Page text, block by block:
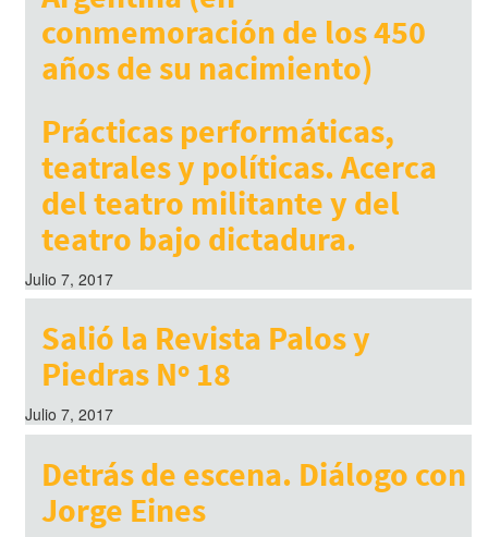
conmemoración de los 450
años de su nacimiento)
Prácticas performáticas,
teatrales y políticas. Acerca
del teatro militante y del
teatro bajo dictadura.
Julio 7, 2017
Salió la Revista Palos y
Piedras Nº 18
Julio 7, 2017
Detrás de escena. Diálogo con
Jorge Eines